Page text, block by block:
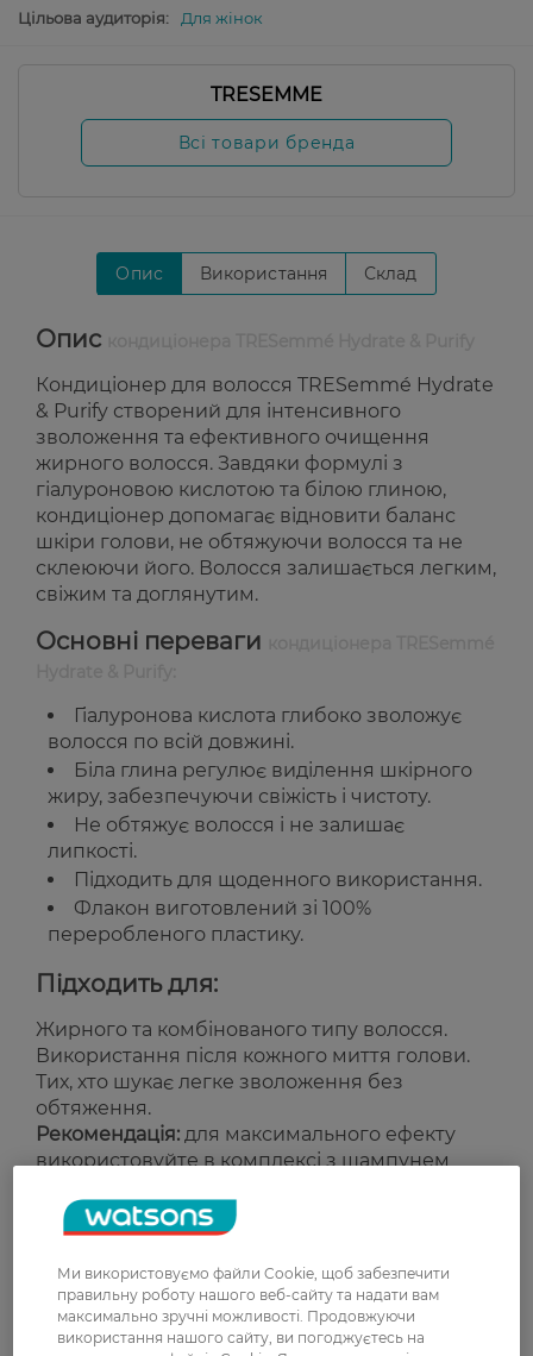
Цільова аудиторія:
Для жінок
TRESEMME
Всі товари бренда
Опис Використання Склад
Опис
Кондиціонер для волосся TRESemmé Hydrate
& Purify створений для інтенсивного
зволоження та ефективного очищення
жирного волосся. Завдяки формулі з
гіалуроновою кислотою та білою глиною,
кондиціонер допомагає відновити баланс
шкіри голови, не обтяжуючи волосся та не
склеюючи його. Волосся залишається легким,
свіжим та доглянутим.
Основні переваги
Гіалуронова кислота глибоко зволожує
волосся по всій довжині.
Біла глина регулює виділення шкірного
жиру, забезпечуючи свіжість і чистоту.
Не обтяжує волосся і не залишає
липкості.
Підходить для щоденного використання.
Флакон виготовлений зі 100%
переробленого пластику.
Підходить для:
Жирного та комбінованого типу волосся.
Використання після кожного миття голови.
Тих, хто шукає легке зволоження без
обтяження.
Рекомендація: для максимального ефекту
використовуйте в комплексі з шампунем
Країна-виробник:
Польща
Рейтинг та відгуки
Ми використовуємо файли Cookie, щоб забезпечити
правильну роботу нашого веб-сайту та надати вам
максимально зручні можливості. Продовжуючи
використання нашого сайту, ви погоджуєтесь на